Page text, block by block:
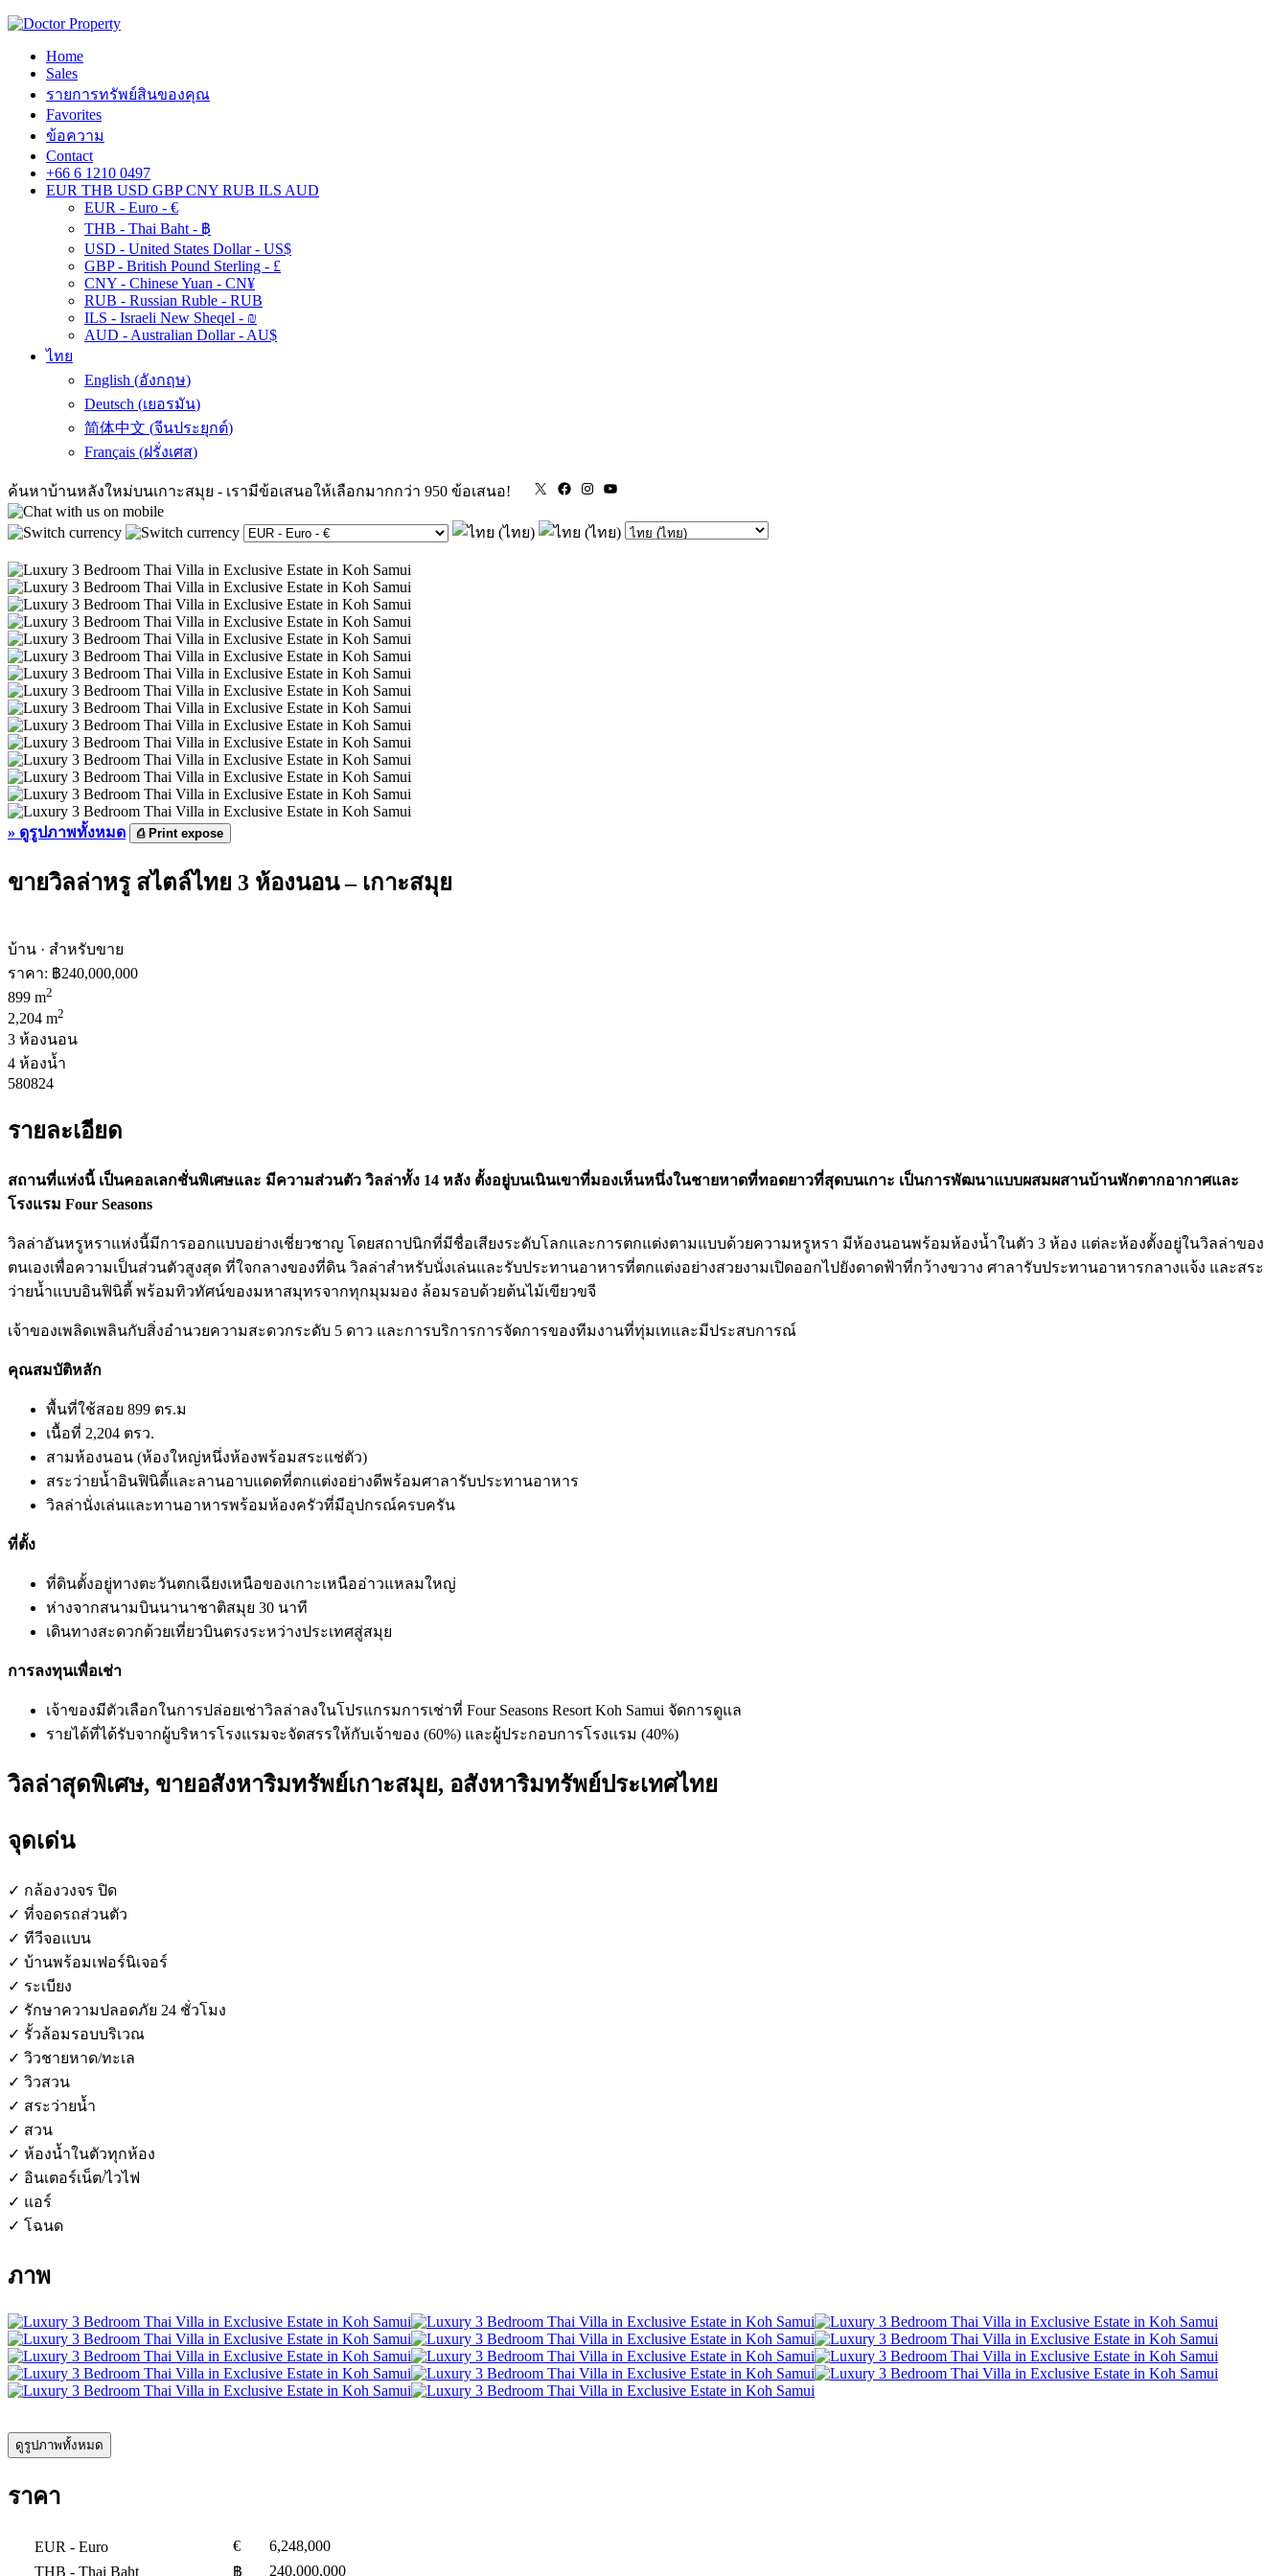
Home
Sales
รายการทรัพย์สินของคุณ
Favorites
ข้อความ
Contact
+66 6 1210 0497
EUR THB USD GBP CNY RUB ILS AUD
EUR - Euro - €
THB - Thai Baht - ฿
USD - United States Dollar - US$
GBP - British Pound Sterling - £
CNY - Chinese Yuan - CN¥
RUB - Russian Ruble - RUB
ILS - Israeli New Sheqel - ₪
AUD - Australian Dollar - AU$
ไทย
English (อังกฤษ)
Deutsch (เยอรมัน)
简体中文 (จีนประยุกต์)
Français (ฝรั่งเศส)
ค้นหาบ้านหลังใหม่บนเกาะสมุย - เรามีข้อเสนอให้เลือกมากกว่า 950 ข้อเสนอ! X FacebookInstagram
» ดูรูปภาพทั้งหมด ⎙Print expose
ขายวิลล่าหรู สไตล์ไทย 3 ห้องนอน – เกาะสมุย
บ้าน · สำหรับขาย
ราคา: ฿240,000,000
899 m2
2,204 m2
3 ห้องนอน
4 ห้องน้ำ
580824
รายละเอียด
สถานที่แห่งนี้ เป็นคอลเลกชั่นพิเศษและ มีความส่วนตัว วิลล่าทั้ง 14 หลัง ตั้งอยู่บนเนินเขาที่มองเห็นหนึ่งในชายหาดที่ทอดยาวที่สุดบนเกาะ เป็นการพัฒนาแบบผสมผสานบ้านพักตากอากาศและ
โรงแรม Four Seasons
วิลล่าอันหรูหราแห่งนี้มีการออกแบบอย่างเชี่ยวชาญ โดยสถาปนิกที่มีชื่อเสียงระดับโลกและการตกแต่งตามแบบด้วยความหรูหรา มีห้องนอนพร้อมห้องน้ำในตัว 3 ห้อง แต่ละห้องตั้งอยู่ในวิลล่าของ
ตนเองเพื่อความเป็นส่วนตัวสูงสุด ที่ใจกลางของที่ดิน วิลล่าสำหรับนั่งเล่นและรับประทานอาหารที่ตกแต่งอย่างสวยงามเปิดออกไปยังดาดฟ้าที่กว้างขวาง ศาลารับประทานอาหารกลางแจ้ง และสระ
ว่ายน้ำแบบอินฟินิตี้ พร้อมทิวทัศน์ของมหาสมุทรจากทุกมุมมอง ล้อมรอบด้วยต้นไม้เขียวขจี
เจ้าของเพลิดเพลินกับสิ่งอำนวยความสะดวกระดับ 5 ดาว และการบริการการจัดการของทีมงานที่ทุ่มเทและมีประสบการณ์
คุณสมบัติหลัก
พื้นที่ใช้สอย 899 ตร.ม
เนื้อที่ 2,204 ตรว.
สามห้องนอน (ห้องใหญ่หนึ่งห้องพร้อมสระแช่ตัว)
สระว่ายน้ำอินฟินิตี้และลานอาบแดดที่ตกแต่งอย่างดีพร้อมศาลารับประทานอาหาร
วิลล่านั่งเล่นและทานอาหารพร้อมห้องครัวที่มีอุปกรณ์ครบครัน
ที่ตั้ง
ที่ดินตั้งอยู่ทางตะวันตกเฉียงเหนือของเกาะเหนืออ่าวแหลมใหญ่
ห่างจากสนามบินนานาชาติสมุย 30 นาที
เดินทางสะดวกด้วยเที่ยวบินตรงระหว่างประเทศสู่สมุย
การลงทุนเพื่อเช่า
เจ้าของมีตัวเลือกในการปล่อยเช่าวิลล่าลงในโปรแกรมการเช่าที่ Four Seasons Resort Koh Samui จัดการดูแล
รายได้ที่ได้รับจากผู้บริหารโรงแรมจะจัดสรรให้กับเจ้าของ (60%) และผู้ประกอบการโรงแรม (40%)
วิลล่าสุดพิเศษ, ขายอสังหาริมทรัพย์เกาะสมุย, อสังหาริมทรัพย์ประเทศไทย
จุดเด่น
✓ กล้องวงจร ปิด
✓ ที่จอดรถส่วนตัว
✓ ทีวีจอแบน
✓ บ้านพร้อมเฟอร์นิเจอร์
✓ ระเบียง
✓ รักษาความปลอดภัย 24 ชั่วโมง
✓ รั้วล้อมรอบบริเวณ
✓ วิวชายหาด/ทะเล
✓ วิวสวน
✓ สระว่ายน้ำ
✓ สวน
✓ ห้องน้ำในตัวทุกห้อง
✓ อินเตอร์เน็ต/ไวไฟ
✓ แอร์
✓ โฉนด
ภาพ
ดูรูปภาพทั้งหมด
ราคา
EUR - Euro €
6,248,000
THB - Thai Baht ฿
240,000,000